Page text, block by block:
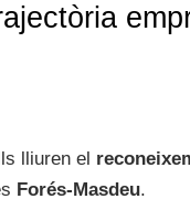
lliuren el
Forés-Masdeu.